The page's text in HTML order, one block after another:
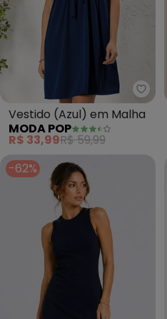
Vestido (Azul) em Malha
MODA POP
R$ 33,99R$ 59,99
-62%